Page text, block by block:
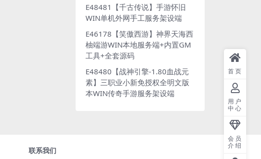
E48481【千古传说】手游怀旧
WIN单机外网手工服务架设端
E46178【笑傲西游】神界天海西
柚端游WIN本地服务端+内置GM
工具+全套源码
E48480【战神引擎-1.80血战元
素】三职业小新免授权全明文版
本WIN传奇手游服务架设端
联系我们
首页
用户
中心
会员
介绍